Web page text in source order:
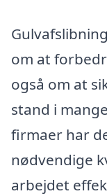
om at
også om at
stand i
firmaer har
nødvendige
arbejdet